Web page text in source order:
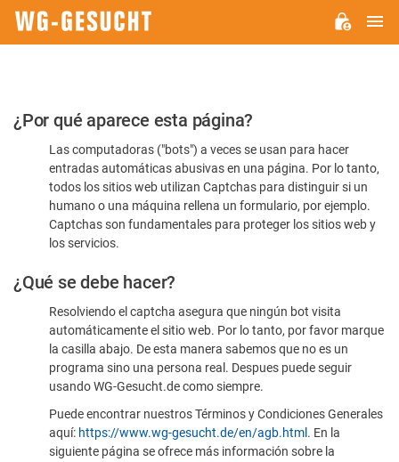
Por
favor,
confirme
humano
¿Por qué aparece esta página?
Las computadoras ("bots") a veces se usan para hacer
entradas automáticas abusivas en una página. Por lo tanto,
todos los sitios web utilizan Captchas para distinguir si un
humano o una máquina rellena un formulario, por ejemplo.
Captchas son fundamentales para proteger los sitios web y
los servicios.
¿Qué se debe hacer?
Resolviendo el captcha asegura que ningún bot visita
automáticamente el sitio web. Por lo tanto, por favor marque
la casilla abajo. De esta manera sabemos que no es un
programa sino una persona real. Despues puede seguir
usando WG-Gesucht.de como siempre.
Puede encontrar nuestros Términos y Condiciones Generales
aquí: https://www.wg-gesucht.de/en/agb.html . En la
siguiente página se ofrece más información sobre la